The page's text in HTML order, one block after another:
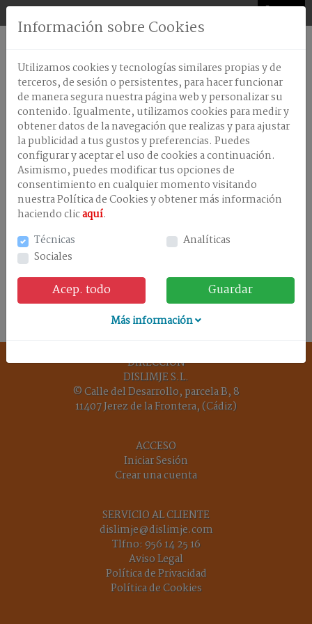
ANTISEPTICOS-
DESINFECTANTES
CELULOSA
DISPENSADORES
LAVANDERÃA
LAVAVAJILLA
MAQUINA
LAVAVAJILLAS
MANUAL
LIMPIEZA
GENERAL
TRATAMIENTOS
+ Información
NO EXISTEN ARTÍCULOS CON LOS CRITERIOS
ENVIADOS
Productos relacionados
DIRECCIÓN
DISLIMJE S.L.
© Calle del Desarrollo, parcela B, 8
11407 Jerez de la Frontera, (Cádiz)
ACCESO
Iniciar Sesión
Crear una cuenta
SERVICIO AL CLIENTE
dislimje@dislimje.com
Tlfno: 956 14 25 16
Aviso Legal
Política de Privacidad
Política de Cookies
Información sobre Cookies
Utilizamos cookies y tecnologías similares propias y de
terceros, de sesión o persistentes, para hacer funcionar
de manera segura nuestra página web y personalizar su
contenido. Igualmente, utilizamos cookies para medir y
obtener datos de la navegación que realizas y para ajustar
la publicidad a tus gustos y preferencias. Puedes
configurar y aceptar el uso de cookies a continuación.
Asimismo, puedes modificar tus opciones de
consentimiento en cualquier momento visitando
nuestra Política de Cookies y obtener más información
haciendo clicaquí.
Técnicas
Analíticas
Sociales
Acep. todo Guardar
Más información